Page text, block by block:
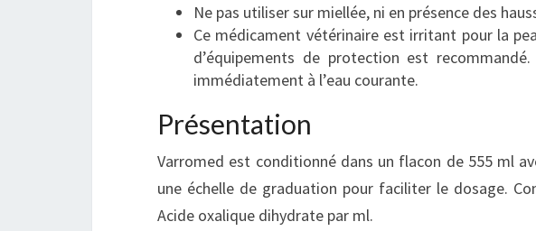
Ne pas utiliser sur miellée, ni en présence des
Ce médicament vétérinaire est irritant pour la
d’équipements de protection est
immédiatement à l’eau courante.
Présentation
Varromed est conditionné dans un flacon de 555 ml
une échelle de graduation pour faciliter le dosage.
Acide oxalique dihydrate par ml.